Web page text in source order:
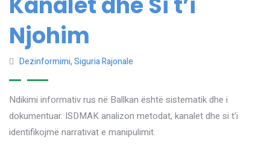
Njohim
Dezinformimi,Siguria Rajonale
Ndikimi informativ rus në Ballkan është sistematik dhe i
dokumentuar. ISDMAK analizon metodat, kanalet dhe si t'i
identifikojmë narrativat e manipulimit.